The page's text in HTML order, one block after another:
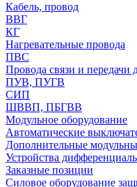
Кабель, провод
ВВГ
КГ
Нагревательные провода
ПВС
Провода связи и передачи
ПУВ, ПУГВ
СИП
ШВВП, ПБГВВ
Модульное оборудование
Автоматические
Дополнительные
Устройства
Заказные позиции
Силовое оборудование